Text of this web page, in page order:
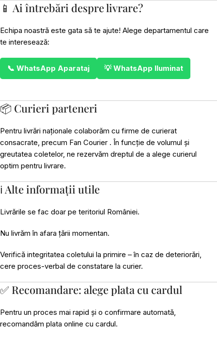
📱 Ai întrebări despre livrare?
Echipa noastră este gata să te ajute! Alege departamentul care
te interesează:
📞 WhatsApp Aparataj 💡 WhatsApp Iluminat
📦 Curieri parteneri
Pentru livrări naționale colaborăm cu firme de curierat
consacrate, precum Fan Courier . În funcție de volumul și
greutatea coletelor, ne rezervăm dreptul de a alege curierul
optim pentru livrare.
ℹ️ Alte informații utile
Livrările se fac doar pe teritoriul României.
Nu livrăm în afara țării momentan.
Verifică integritatea coletului la primire – în caz de deteriorări,
cere proces-verbal de constatare la curier.
✅ Recomandare: alege plata cu cardul
Pentru un proces mai rapid și o confirmare automată,
recomandăm plata online cu cardul.